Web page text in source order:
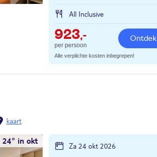
All Inclusive
923,-
per persoon
Ontdek
Alle verplichte kosten inbegrepen!
kaart
24° in okt
Za 24 okt 2026